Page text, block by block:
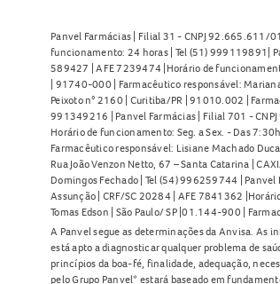
Panvel Farmácias | Filial 31 - CNPJ 92.665.611/
funcionamento: 24 horas | Tel (51) 999119891|
589427 | AFE 7239474 |Horário de
| 91740-000 | Farmacêutico responsável:
Peixoto n° 2160 | Curitiba/PR | 91010.002 |
991349216 | Panvel Farmácias | Filial 701 -
Horário de funcionamento: Seg. a Sex. - Das
Farmacêutico responsável: Lisiane Machado
Rua João Venzon Netto, 67 – Santa Catarina |
Domingos Fechado | Tel (54) 996259744 |
Assunção | CRF/SC 20284 | AFE 7841362
Tomas Edson | São Paulo/ SP |01.144-900 |
A Panvel segue as determinações da Anvisa. As
está apto a diagnosticar qualquer problema de
princípios da boa-fé, finalidade, adequação,
pelo Grupo Panvel* estará baseado em